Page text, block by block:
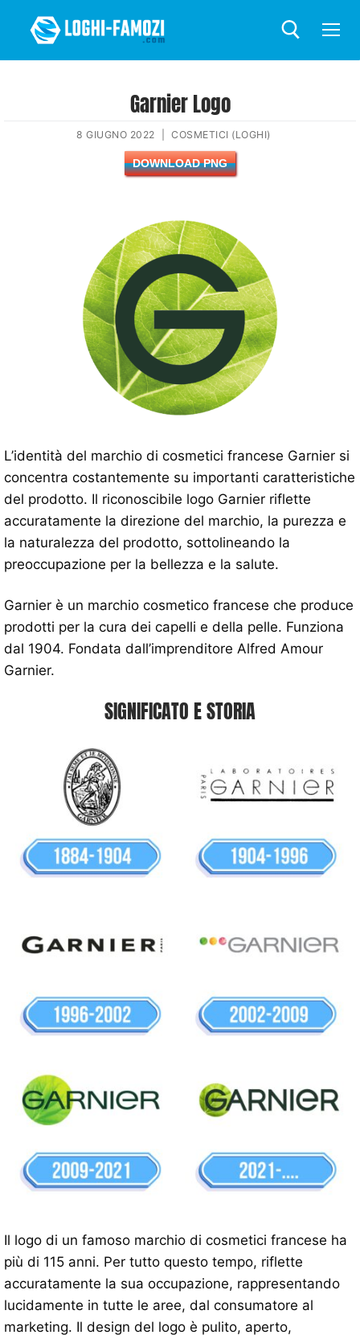
Garnier Logo
8 GIUGNO 2022 COSMETICI (LOGHI)
DOWNLOAD PNG
L’identità del marchio di cosmetici francese Garnier si
concentra costantemente su importanti caratteristiche
del prodotto. Il riconoscibile logo Garnier riflette
accuratamente la direzione del marchio, la purezza e
la naturalezza del prodotto, sottolineando la
preoccupazione per la bellezza e la salute.
Garnier è un marchio cosmetico francese che produce
prodotti per la cura dei capelli e della pelle. Funziona
dal 1904. Fondata dall’imprenditore Alfred Amour
Garnier.
SIGNIFICATO E STORIA
Il logo di un famoso marchio di cosmetici francese ha
più di 115 anni. Per tutto questo tempo, riflette
accuratamente la sua occupazione, rappresentando
lucidamente in tutte le aree, dal consumatore al
marketing. Il design del logo è pulito, aperto,